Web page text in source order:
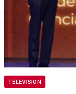
TELEVISION